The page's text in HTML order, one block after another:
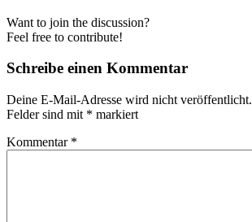
Want to join the discussion?
Feel free to contribute!
Schreibe einen Kommentar
Deine E-Mail-Adresse wird nicht veröffentlicht.
Felder sind mit * markiert
Kommentar *